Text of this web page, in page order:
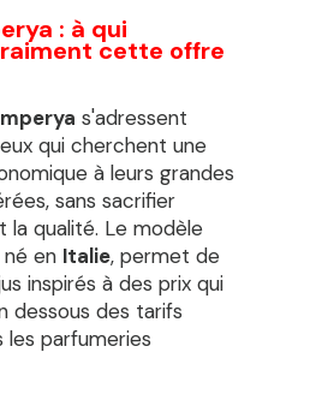
: à qui
cette offre
s'adressent
qui cherchent une
à leurs grandes
sans sacrifier
qualité. Le modèle
en Italie, permet de
inspirés à des prix qui
dessous des tarifs
les parfumeries